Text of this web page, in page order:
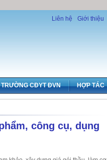
Liên hệ Giới thiệu
TRƯỜNG CĐYT ĐVN HỢP TÁC
công cụ, dụng